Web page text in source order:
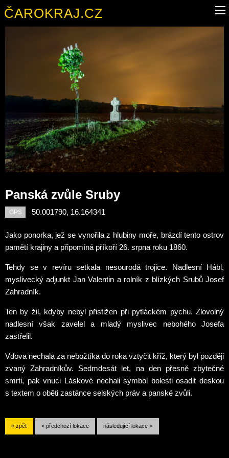
ČAROKRAJ.CZ
Panská zvůle Sruby
GPS 50.001790, 16.164341
Jako ponorka, jež se vynořila z hlubiny moře, brázdí tento ostrov
pamětí krajiny a připomíná příkoří 26. srpna roku 1860.
Tehdy se v revíru setkala nesourodá trojice. Nadlesní Hábl,
myslivecký adjunkt Jan Valentin a rolník z blízkých Srubů Josef
Zahradník.
Ten by žil, kdyby nebyl přistižen při pytláckém pychu. Zlovolný
nadlesní však zavelel a mladý myslivec nebohého Josefa
zastřelil.
Vdova nechala za nebožtíka do roka vztyčit kříž, který byl později
zvaný Zahradníkův. Sedmdesát let, na den přesně zbytečné
smrti, pak vnuci Láskové nechali symbol bolesti osadit deskou
s textem o oběti zastánce selských práv a panské zvůli.
« zpět < předchozí lokace následující lokace >